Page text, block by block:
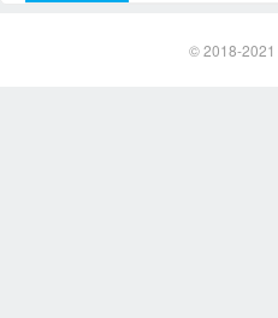
© 2018-2021